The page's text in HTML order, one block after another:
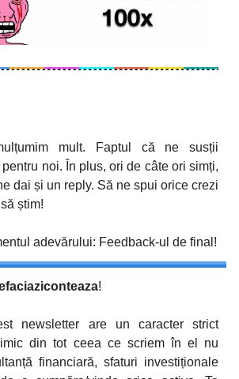
mult. Faptul că ne susții
noi. În plus, ori de câte ori simți,
dai și un reply. Să ne spui orice crezi
știm!
adevărului: Feedback-ul de final!
!
newsletter are un caracter strict
din tot ceea ce scriem în el nu
financiară, sfaturi investiționale